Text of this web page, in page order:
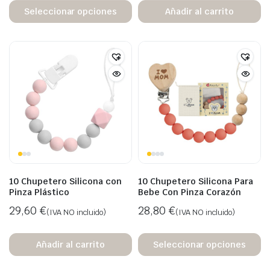
Seleccionar opciones Añadir al carrito
10 Chupetero Silicona con
Pinza Plástico
29,60 €(IVA NO incluido)
Añadir al carrito
10 Chupetero Silicona Para
Bebe Con Pinza Corazón
28,80 €(IVA NO incluido)
Seleccionar opciones